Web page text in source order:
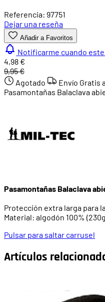
Referencia: 97751
Dejar una reseña
Añadir a Favoritos
Notificarme cuando
4,98 €
9,95 €
Agotado
Envío Gratis
Pasamontañas Balaclava
Pasamontañas Balaclava
Protección extra larga para
Material: algodón 100%
Pulsar para saltar carrusel
Artículos